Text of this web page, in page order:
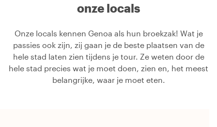
onze locals
Onze locals kennen Genoa als hun broekzak! Wat je
passies ook zijn, zij gaan je de beste plaatsen van de
hele stad laten zien tijdens je tour. Ze weten door de
hele stad precies wat je moet doen, zien en, het meest
belangrijke, waar je moet eten.